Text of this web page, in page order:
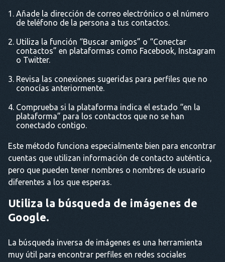
Añade la dirección de correo electrónico o el número
de teléfono de la persona a tus contactos.
Utiliza la función “Buscar amigos” o “Conectar
contactos” en plataformas como Facebook, Instagram
o Twitter.
Revisa las conexiones sugeridas para perfiles que no
conocías anteriormente.
Comprueba si la plataforma indica el estado “en la
plataforma” para los contactos que no se han
conectado contigo.
Este método funciona especialmente bien para encontrar
cuentas que utilizan información de contacto auténtica,
pero que pueden tener nombres o nombres de usuario
diferentes a los que esperas.
Utiliza la búsqueda de imágenes de
Google.
La búsqueda inversa de imágenes es una herramienta
muy útil para encontrar perfiles en redes sociales